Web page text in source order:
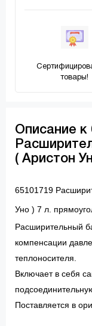
товары!
Описание к
( Аристон
65101719
Уно ) 7 л.
Расширительный
компенсации
теплоносителя.
Включает в себя
Поставляется в